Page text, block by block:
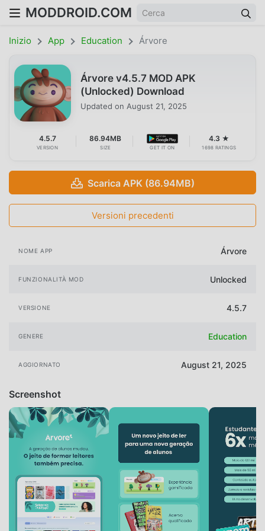
MODDROID.COM
Inizio App Education Árvore
Árvore v4.5.7 MOD APK
(Unlocked) Download
Updated on August 21, 2025
4.5.7
VERSION
86.94MB
SIZE GET IT ON
4.3 ★
1698 RATINGS
Scarica APK (86.94MB)
Versioni precedenti
NOME APP Árvore
FUNZIONALITÀ MOD Unlocked
VERSIONE 4.5.7
GENERE Education
AGGIORNATO August 21, 2025
Screenshot